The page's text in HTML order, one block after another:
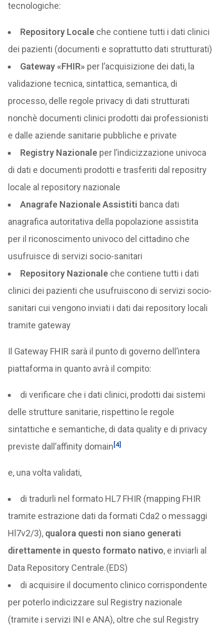
tecnologiche:
Repository Locale che contiene tutti i dati clinici
dei pazienti (documenti e soprattutto dati strutturati)
Gateway «FHIR» per l’acquisizione dei dati, la
validazione tecnica, sintattica, semantica, di
processo, delle regole privacy di dati strutturati
nonchè documenti clinici prodotti dai professionisti
e dalle aziende sanitarie pubbliche e private
Registry Nazionale per l’indicizzazione univoca
di dati e documenti prodotti e trasferiti dal repositry
locale al repository nazionale
Anagrafe Nazionale Assistiti banca dati
anagrafica autoritativa della popolazione assistita
per il riconoscimento univoco del cittadino che
usufruisce di servizi socio-sanitari
Repository Nazionale che contiene tutti i dati
clinici dei pazienti che usufruiscono di servizi socio-
sanitari cui vengono inviati i dati dai repository locali
tramite gateway
Il Gateway FHIR sarà il punto di governo dell’intera
piattaforma in quanto avrà il compito:
di verificare che i dati clinici, prodotti dai sistemi
delle strutture sanitarie, rispettino le regole
sintattiche e semantiche, di data quality e di privacy
previste dall’affinity domain[4]
e, una volta validati,
di tradurli nel formato HL7 FHIR (mapping FHIR
tramite estrazione dati da formati Cda2 o messaggi
Hl7v2/3), qualora questi non siano generati
direttamente in questo formato nativo, e inviarli al
Data Repository Centrale.(EDS)
di acquisire il documento clinico corrispondente
per poterlo indicizzare sul Registry nazionale
(tramite i servizi INI e ANA), oltre che sul Registry